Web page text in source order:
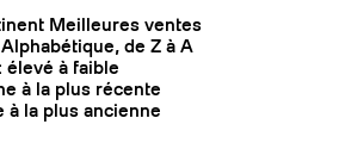
Meilleures ventes
Alphabétique, de Z à A
élevé à faible
à la plus récente
à la plus ancienne